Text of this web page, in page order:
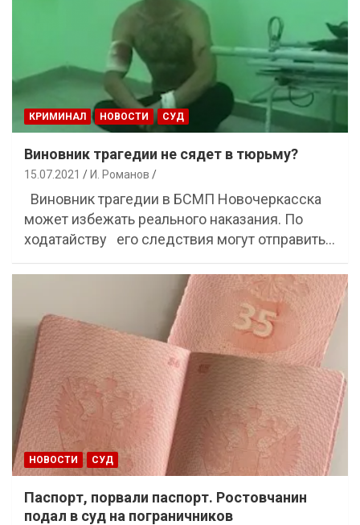
КРИМИНАЛ НОВОСТИ СУД
Виновник трагедии не сядет в тюрьму?
15.07.2021 И. Романов
Виновник трагедии в БСМП Новочеркасска
может избежать реального наказания. По
ходатайству его следствия могут отправить…
НОВОСТИ СУД
Паспорт, порвали паспорт. Ростовчанин
подал в суд на пограничников